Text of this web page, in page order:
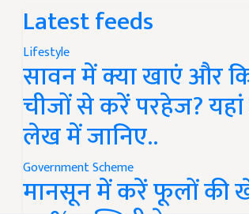
Latest feeds
Lifestyle
सावन में क्या खाएं और
चीजों से करें परहेज?
लेख में जानिए..
Government Scheme
मानसून में करें फूलों की